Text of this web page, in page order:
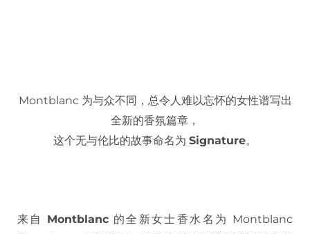
Montblanc 为与众不同，总令人难以忘怀的女性谱写出
全新的香氛篇章，
这个无与伦比的故事命名为 Signature。
来自 Montblanc 的全新女士香水名为 Montblanc